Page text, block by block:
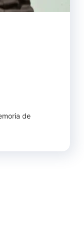
de